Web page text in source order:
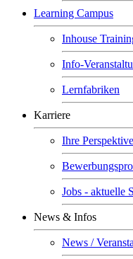
Learning Campus
Inhouse
Info-
Lernfabriken
Karriere
Ihre
Jobs - aktuelle
News & Infos
News /